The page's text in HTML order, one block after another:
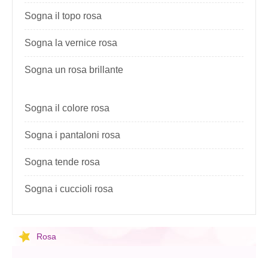
Sogna il topo rosa
Sogna la vernice rosa
Sogna un rosa brillante
Sogna il colore rosa
Sogna i pantaloni rosa
Sogna tende rosa
Sogna i cuccioli rosa
Rosa